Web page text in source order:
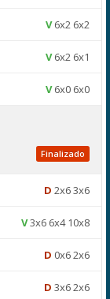
V6x2 6x2
V6x2 6x1
V6x0 6x0
Finalizado
D 2x6 3x6
V3x6 6x4 10x8
D 0x6 2x6
D 3x6 2x6